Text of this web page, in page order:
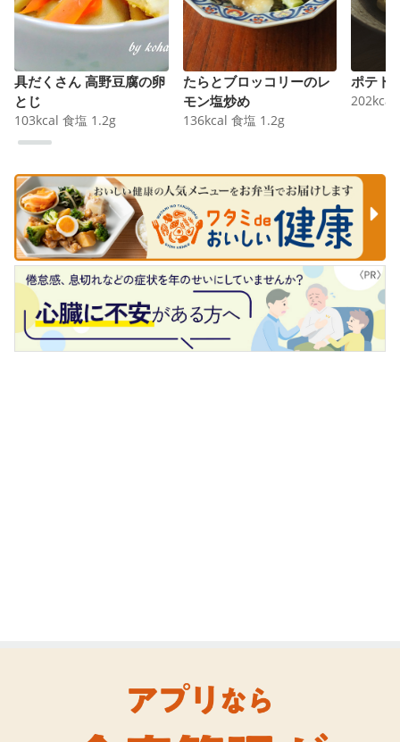
具だくさん 高野豆腐の卵
とじ
103kcal 食塩 1.2g
たらとブロッコリーのレ
モン塩炒め
136kcal 食塩 1.2g
ポテト
202kcal